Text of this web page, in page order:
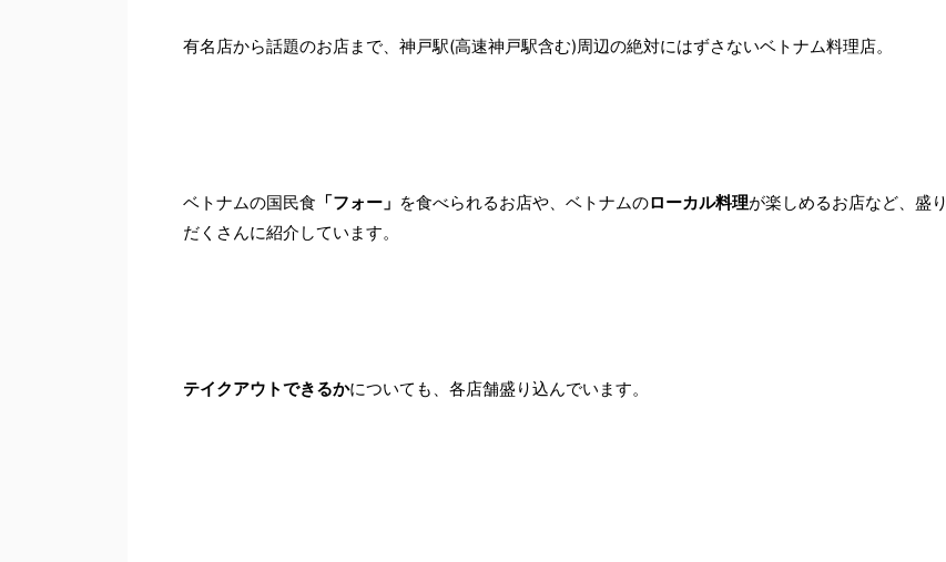
有名店から話題のお店まで、神戸駅(高速神戸駅含む)周辺の絶対にはずさないベトナム料理店。
ベトナムの国民食 「フォー」 を食べられるお店や、ベトナムのローカル料理が楽しめるお店など、盛り
だくさんに紹介しています。
テイクアウトできるかについても、各店舗盛り込んでいます。